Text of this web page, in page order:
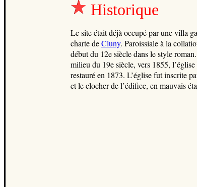
Historique
Le site était déjà occupé par une villa
charte deCluny. Paroissiale à la
début du 12e siècle dans le style
milieu du 19e siècle, vers 1855,
restauré en 1873. L’église fut inscrite
et le clocher de l’édifice, en mauvais